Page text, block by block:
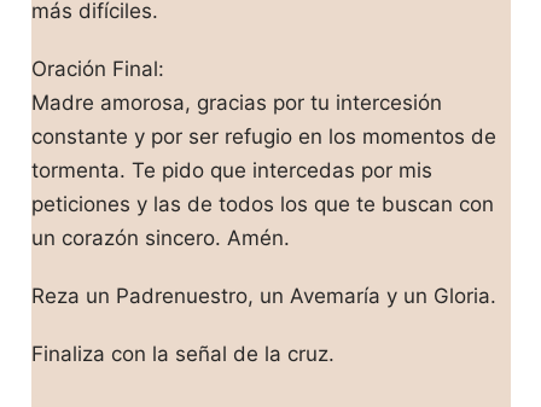
más difíciles.
Oración Final:
Madre amorosa, gracias por tu intercesión
constante y por ser refugio en los momentos de
tormenta. Te pido que intercedas por mis
peticiones y las de todos los que te buscan con
un corazón sincero. Amén.
Reza un Padrenuestro, un Avemaría y un Gloria.
Finaliza con la señal de la cruz.